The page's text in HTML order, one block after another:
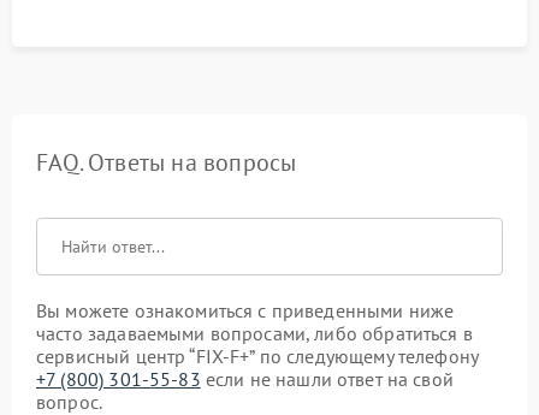
FAQ. Ответы на вопросы
Вы можете ознакомиться с приведенными ниже
часто задаваемыми вопросами, либо обратиться в
сервисный центр “FIX-F+” по следующему телефону
+7 (800) 301-55-83 если не нашли ответ на свой
вопрос.